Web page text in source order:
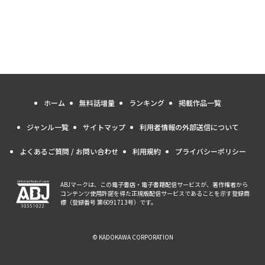
ホーム 無料話増量 ランキング 掲載作品一覧
ジャンル一覧 サイトマップ 利用者情報の外部送信について
よくあるご質問 / お問い合わせ 利用規約 プライバシーポリシー
ABJマークは、この電子書店・電子書籍配信サービスが、著作権者から
コンテンツ使用許諾を得た正規版配信サービスであることを示す登録商
標（登録番号 第6091713号）です。
© KADOKAWA CORPORATION